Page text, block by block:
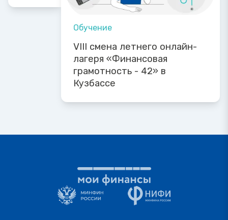
Обучение
VIII смена летнего онлайн-
лагеря «Финансовая
грамотность - 42» в
Кузбассе